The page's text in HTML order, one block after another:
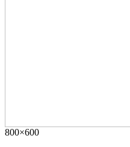
800×600